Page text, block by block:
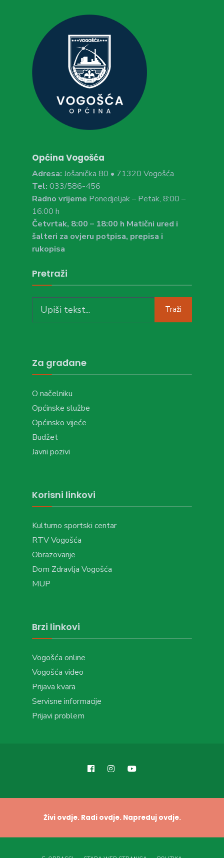
Općina Vogošća
Adresa: Jošanička 80 • 71320 Vogošća
Tel: 033/586-456
Radno vrijeme Ponedjeljak – Petak, 8:00 –
16:00 h
Četvrtak, 8:00 – 18:00 h Matični ured i
šalteri za ovjeru potpisa, prepisa i
rukopisa
Pretraži
for:
Traži
Za građane
O načelniku
Općinske službe
Općinsko vijeće
Budžet
Javni pozivi
Korisni linkovi
Kulturno sportski centar
RTV Vogošća
Obrazovanje
Dom Zdravlja Vogošća
MUP
Brzi linkovi
Vogošća online
Vogošća video
Prijava kvara
Servisne informacije
Prijavi problem
Živi ovdje. Radi ovdje. Napreduj ovdje.